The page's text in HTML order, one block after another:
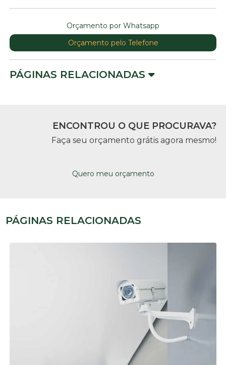
Orçamento por Whatsapp
Orçamento pelo Telefone
PÁGINAS RELACIONADAS
ENCONTROU O QUE PROCURAVA?
Faça seu orçamento grátis agora mesmo!
Quero meu orçamento
PÁGINAS RELACIONADAS